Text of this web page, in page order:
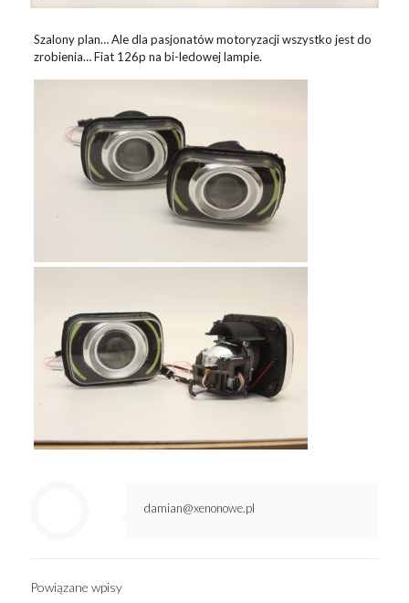
Szalony plan… Ale dla pasjonatów motoryzacji wszystko jest do
zrobienia… Fiat 126p na bi-ledowej lampie.
damian@xenonowe.pl
Powiązane wpisy